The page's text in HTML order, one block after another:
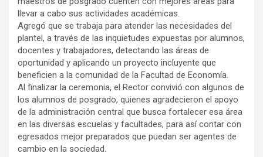
llevar a cabo sus actividades académicas.
Agregó que se trabaja para atender las necesidades del
plantel, a través de las inquietudes expuestas por alumnos,
docentes y trabajadores, detectando las áreas de
oportunidad y aplicando un proyecto incluyente que
beneficien a la comunidad de la Facultad de Economía.
Al finalizar la ceremonia, el Rector convivió con algunos de
los alumnos de posgrado, quienes agradecieron el apoyo
de la administración central que busca fortalecer esa área
en las diversas escuelas y facultades, para así contar con
egresados mejor preparados que puedan ser agentes de
cambio en la sociedad.